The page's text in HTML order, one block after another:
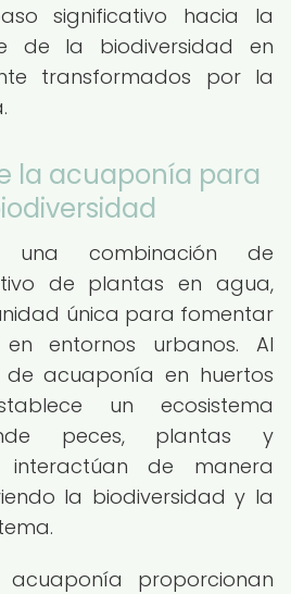
significativo hacia la
de la biodiversidad en
transformados por la
la acuaponía para
una combinación de
de plantas en agua,
única para fomentar
entornos urbanos. Al
de acuaponía en huertos
un ecosistema
peces, plantas y
interactúan de manera
la biodiversidad y la
proporcionan